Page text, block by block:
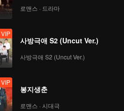
로맨스 · 드라마
VIP
사방극애 S2 (Uncut Ver.)
사방극애 S2 (Uncut Ver.)
VIP
봉지생춘
로맨스 · 시대극